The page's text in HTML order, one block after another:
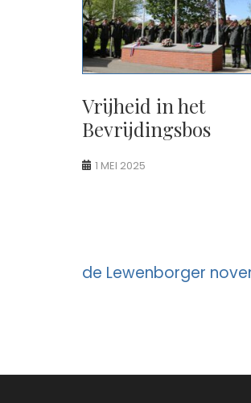
Vrijheid in het
Bevrijdingsbos
1 MEI 2025
de Lewenborger